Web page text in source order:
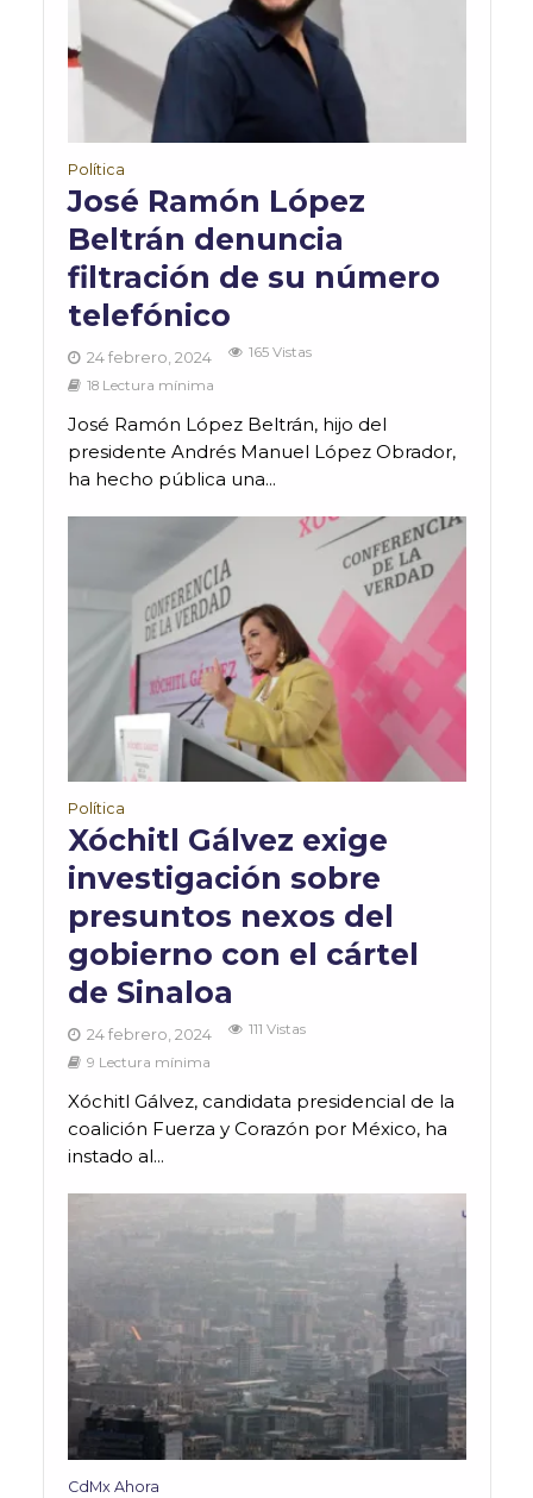
Política
José Ramón López
Beltrán denuncia
filtración de su número
telefónico
24 febrero, 2024
165 Vistas
18 Lectura mínima
José Ramón López Beltrán, hijo del
presidente Andrés Manuel López Obrador,
ha hecho pública una...
Política
Xóchitl Gálvez exige
investigación sobre
presuntos nexos del
gobierno con el cártel
de Sinaloa
24 febrero, 2024
111 Vistas
9 Lectura mínima
Xóchitl Gálvez, candidata presidencial de la
coalición Fuerza y Corazón por México, ha
instado al...
CdMx Ahora